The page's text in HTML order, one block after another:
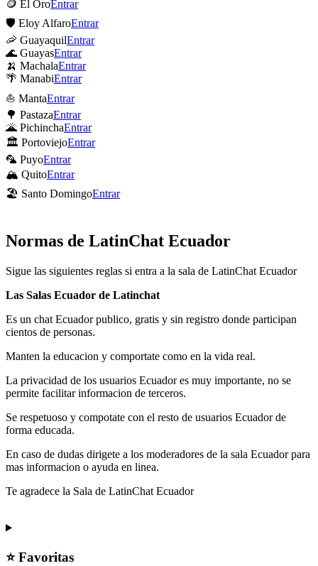
🪙 El OroEntrar
🛡 Eloy AlfaroEntrar
🦐 GuayaquilEntrar
🌊 GuayasEntrar
🍌 MachalaEntrar
🌴 ManabiEntrar
⛵ MantaEntrar
🌳 PastazaEntrar
🌋 PichinchaEntrar
🏛 PortoviejoEntrar
🦜 PuyoEntrar
🏔 QuitoEntrar
🏖 Santo DomingoEntrar
Normas de LatinChat Ecuador
Sigue las siguientes reglas si entra a la sala de LatinChat Ecuador
Las Salas Ecuador de Latinchat
Es un chat Ecuador publico, gratis y sin registro donde participan
cientos de personas.
Manten la educacion y comportate como en la vida real.
La privacidad de los usuarios Ecuador es muy importante, no se
permite facilitar informacion de terceros.
Se respetuoso y compotate con el resto de usuarios Ecuador de
forma educada.
En caso de dudas dirigete a los moderadores de la sala Ecuador para
mas informacion o ayuda en linea.
Te agradece la Sala de LatinChat Ecuador
⭐ Favoritas